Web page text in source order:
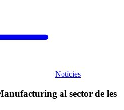
Notícies
al sector de les